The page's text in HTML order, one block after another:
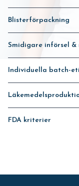
Diamantslipade och
Blisterförpackning
Blisterförpackning,
aluminiumpåsar
Smidigare införsel &
Kanylerna är täckta
smidigare införsel som
Individuella batch-
I varje box finns
journalföringen
Tillverkade i samma
FDA kriterier